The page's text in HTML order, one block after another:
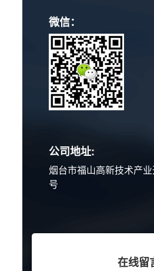
微信：
公司地址:
烟台市福山高新技术产
号
在线留